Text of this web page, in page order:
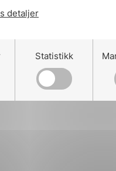
detaljer
Statistikk